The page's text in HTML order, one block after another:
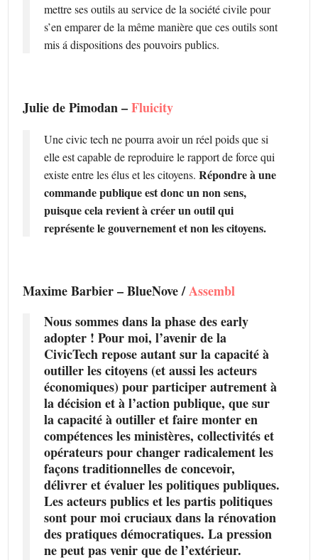
mettre ses outils au service de la société civile pour
s’en emparer de la même manière que ces outils sont
mis á dispositions des pouvoirs publics.
Julie de Pimodan –Fluicity
Une civic tech ne pourra avoir un réel poids que si
elle est capable de reproduire le rapport de force qui
existe entre les élus et les citoyens.Répondre à une
commande publique est donc un non sens,
puisque cela revient à créer un outil qui
représente le gouvernement et non les citoyens.
Maxime Barbier – BlueNove /Assembl
Nous sommes dans la phase des early
adopter ! Pour moi, l’avenir de la
CivicTech repose autant sur la capacité à
outiller les citoyens (et aussi les acteurs
économiques) pour participer autrement à
la décision et à l’action publique, que sur
la capacité à outiller et faire monter en
compétences les ministères, collectivités et
opérateurs pour changer radicalement les
façons traditionnelles de concevoir,
délivrer et évaluer les politiques publiques.
Les acteurs publics et les partis politiques
sont pour moi cruciaux dans la rénovation
des pratiques démocratiques. La pression
ne peut pas venir que de l’extérieur.